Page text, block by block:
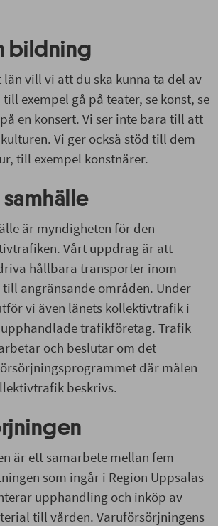
bildning
vill vi att du ska kunna ta del av
exempel gå på teater, se konst, se
en konsert. Vi ser inte bara till att
Vi ger också stöd till dem
till exempel konstnärer.
är myndigheten för den
Vårt uppdrag är att
hållbara transporter inom
angränsande områden. Under
vi även länets kollektivtrafik i
trafikföretag. Trafik
och beslutar om det
där målen
beskrivs.
är ett samarbete mellan fem
som ingår i Region Uppsalas
upphandling och inköp av
till vården. Varuförsörjningens